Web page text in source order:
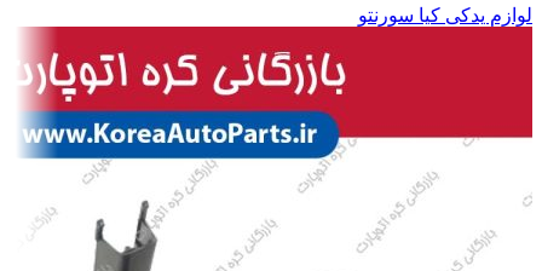
لوازم یدکی کیا سورنتو